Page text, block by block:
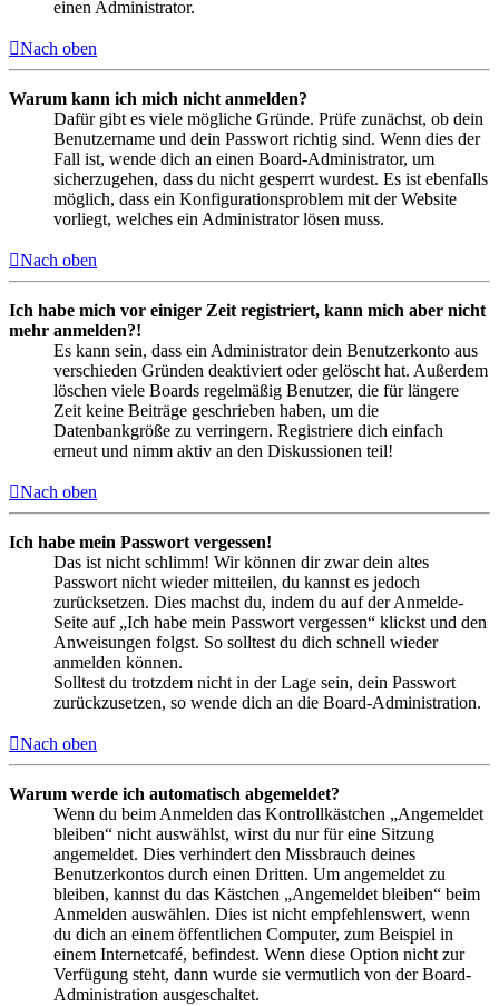
einen Administrator.
Nach oben
Warum kann ich mich nicht anmelden?
Dafür gibt es viele mögliche Gründe. Prüfe zunächst, ob dein
Benutzername und dein Passwort richtig sind. Wenn dies der
Fall ist, wende dich an einen Board-Administrator, um
sicherzugehen, dass du nicht gesperrt wurdest. Es ist ebenfalls
möglich, dass ein Konfigurationsproblem mit der Website
vorliegt, welches ein Administrator lösen muss.
Nach oben
Ich habe mich vor einiger Zeit registriert, kann mich aber nicht
mehr anmelden?!
Es kann sein, dass ein Administrator dein Benutzerkonto aus
verschieden Gründen deaktiviert oder gelöscht hat. Außerdem
löschen viele Boards regelmäßig Benutzer, die für längere
Zeit keine Beiträge geschrieben haben, um die
Datenbankgröße zu verringern. Registriere dich einfach
erneut und nimm aktiv an den Diskussionen teil!
Nach oben
Ich habe mein Passwort vergessen!
Das ist nicht schlimm! Wir können dir zwar dein altes
Passwort nicht wieder mitteilen, du kannst es jedoch
zurücksetzen. Dies machst du, indem du auf der Anmelde-
Seite auf „Ich habe mein Passwort vergessen“ klickst und den
Anweisungen folgst. So solltest du dich schnell wieder
anmelden können.
Solltest du trotzdem nicht in der Lage sein, dein Passwort
zurückzusetzen, so wende dich an die Board-Administration.
Nach oben
Warum werde ich automatisch abgemeldet?
Wenn du beim Anmelden das Kontrollkästchen „Angemeldet
bleiben“ nicht auswählst, wirst du nur für eine Sitzung
angemeldet. Dies verhindert den Missbrauch deines
Benutzerkontos durch einen Dritten. Um angemeldet zu
bleiben, kannst du das Kästchen „Angemeldet bleiben“ beim
Anmelden auswählen. Dies ist nicht empfehlenswert, wenn
du dich an einem öffentlichen Computer, zum Beispiel in
einem Internetcafé, befindest. Wenn diese Option nicht zur
Verfügung steht, dann wurde sie vermutlich von der Board-
Administration ausgeschaltet.